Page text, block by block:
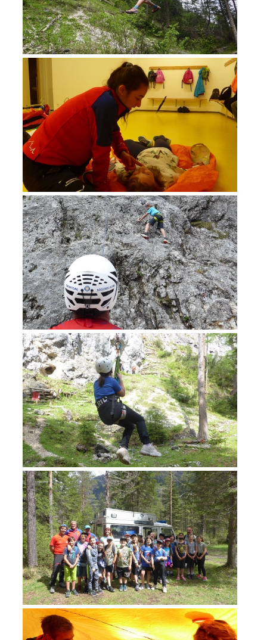
Devenir membre
Formation
ACTIVITÉ